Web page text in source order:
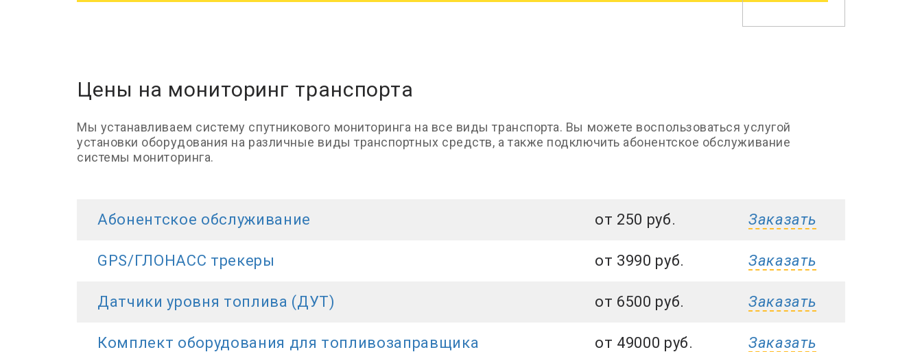
Цены на мониторинг транспорта
Мы устанавливаем систему спутникового мониторинга на все виды транспорта. Вы можете воспользоваться услугой
установки оборудования на различные виды транспортных средств, а также подключить абонентское обслуживание
системы мониторинга.
Абонентское обслуживание от 250 руб. Заказать
GPS/ГЛОНАСС трекеры от 3990 руб. Заказать
Датчики уровня топлива (ДУТ) от 6500 руб. Заказать
Комплект оборудования для топливозаправщика от 49000 руб. Заказать